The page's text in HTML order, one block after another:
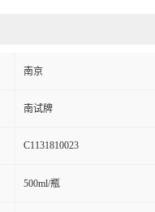
南京
南试牌
C1131810023
500ml/瓶